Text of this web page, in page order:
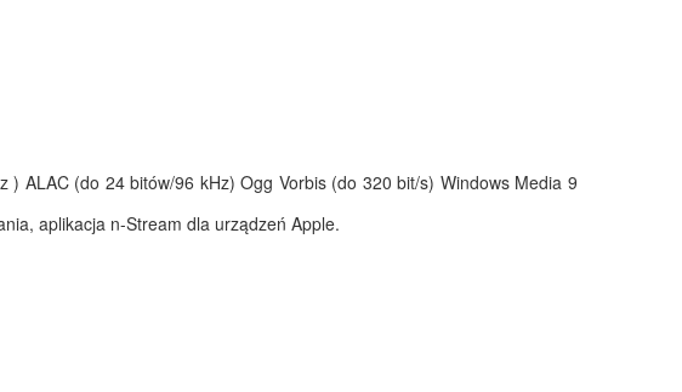
ALAC (do 24 bitów/96 kHz) Ogg Vorbis (do 320 bit/s) Windows Media 9
aplikacja n-Stream dla urządzeń Apple.